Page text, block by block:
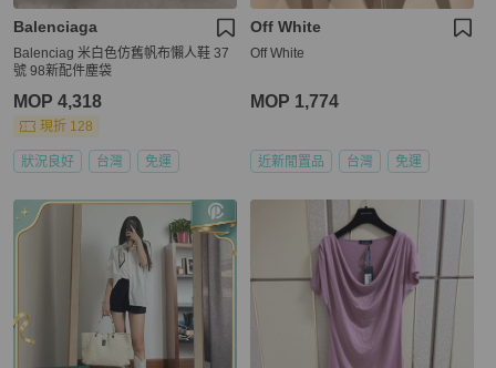
Balenciaga
Balenciag 米白色仿舊帆布懶人鞋 37
號 98新配件塵袋
MOP 4,318
現折 128
狀況良好 台灣 免運
Off White
Off White
MOP 1,774
近新閒置品 台灣 免運